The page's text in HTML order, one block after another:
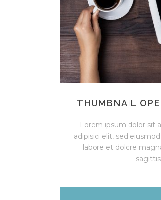
THUMBNAIL
Lorem ipsum dolor sit
adipisici elit, sed
labore et dolore